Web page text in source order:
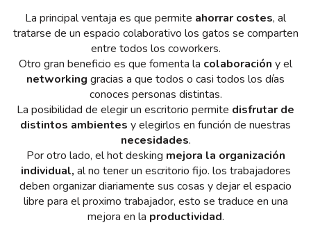
La principal ventaja es que permite ahorrar costes, al
tratarse de un espacio colaborativo los gatos se comparten
entre todos los coworkers.
Otro gran beneficio es que fomenta la colaboración y el
networking gracias a que todos o casi todos los días
conoces personas distintas.
La posibilidad de elegir un escritorio permite disfrutar de
distintos ambientes y elegirlos en función de nuestras
necesidades.
Por otro lado, el hot desking mejora la organización
individual, al no tener un escritorio fijo. los trabajadores
deben organizar diariamente sus cosas y dejar el espacio
libre para el proximo trabajador, esto se traduce en una
mejora en la productividad.